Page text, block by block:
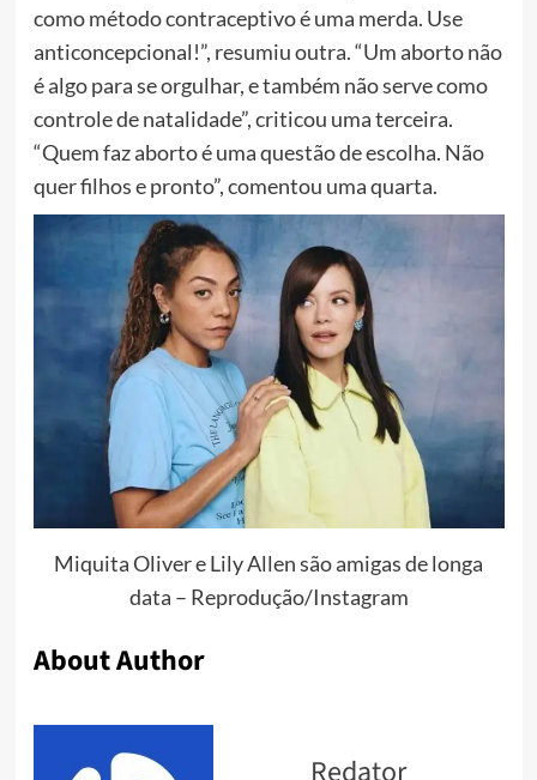
como método contraceptivo é uma merda. Use
anticoncepcional!”, resumiu outra. “Um aborto não
é algo para se orgulhar, e também não serve como
controle de natalidade”, criticou uma terceira.
“Quem faz aborto é uma questão de escolha. Não
quer filhos e pronto”, comentou uma quarta.
Miquita Oliver e Lily Allen são amigas de longa
data – Reprodução/Instagram
About Author